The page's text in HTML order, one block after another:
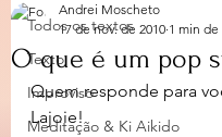
Todos os textos
Texto
Improviso
Meditação & Ki Aikido
O que é um pop
Andrei Moscheto
17 de nov. de 2010 1 min
Quem responde para
Lajoie!